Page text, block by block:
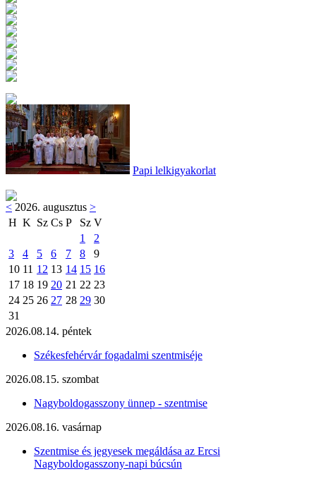
Papi lelkigyakorlat
< 2026. augusztus >
H K Sz Cs P Sz V
1
2
3
4 5 6 7 8
9
10 11 12 13 14 15 16
17 18 19 20 21 22 23
24 25 26 27 28 29 30
31
2026.08.14. péntek
Székesfehérvár fogadalmi szentmiséje
2026.08.15. szombat
Nagyboldogasszony ünnep - szentmise
2026.08.16. vasárnap
Szentmise és jegyesek megáldása az Ercsi
Nagyboldogasszony-napi búcsún